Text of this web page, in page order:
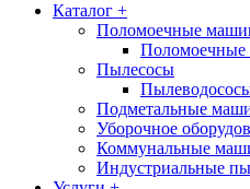
Каталог +
Поломоечные
Пылесосы
Подметальные
Уборочное
Коммунальные
Индустриальные